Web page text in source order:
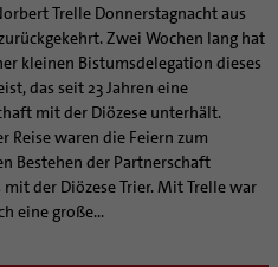
Trelle Donnerstagnacht aus
Zwei Wochen lang hat
kleinen Bistumsdelegation dieses
das seit 23 Jahren eine
mit der Diözese unterhält.
Reise waren die Feiern zum
Bestehen der Partnerschaft
der Diözese Trier. Mit Trelle war
eine große...